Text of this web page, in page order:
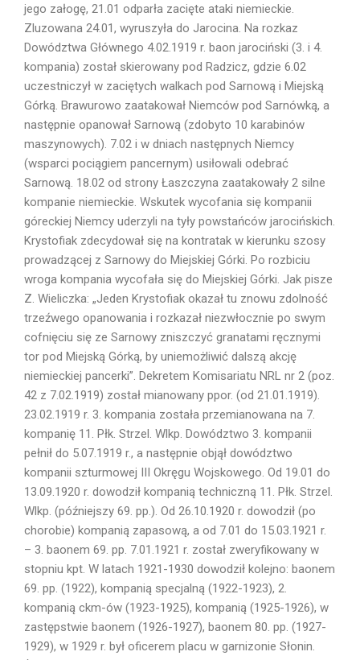
jego załogę, 21.01 odparła zacięte ataki niemieckie.
Zluzowana 24.01, wyruszyła do Jarocina. Na rozkaz
Dowództwa Głównego 4.02.1919 r. baon jarociński (3. i 4.
kompania) został skierowany pod Radzicz, gdzie 6.02
uczestniczył w zaciętych walkach pod Sarnową i Miejską
Górką. Brawurowo zaatakował Niemców pod Sarnówką, a
następnie opanował Sarnową (zdobyto 10 karabinów
maszynowych). 7.02 i w dniach następnych Niemcy
(wsparci pociągiem pancernym) usiłowali odebrać
Sarnową. 18.02 od strony Łaszczyna zaatakowały 2 silne
kompanie niemieckie. Wskutek wycofania się kompanii
góreckiej Niemcy uderzyli na tyły powstańców jarocińskich.
Krystofiak zdecydował się na kontratak w kierunku szosy
prowadzącej z Sarnowy do Miejskiej Górki. Po rozbiciu
wroga kompania wycofała się do Miejskiej Górki. Jak pisze
Z. Wieliczka: „Jeden Krystofiak okazał tu znowu zdolność
trzeźwego opanowania i rozkazał niezwłocznie po swym
cofnięciu się ze Sarnowy zniszczyć granatami ręcznymi
tor pod Miejską Górką, by uniemożliwić dalszą akcję
niemieckiej pancerki”. Dekretem Komisariatu NRL nr 2 (poz.
42 z 7.02.1919) został mianowany ppor. (od 21.01.1919).
23.02.1919 r. 3. kompania została przemianowana na 7.
kompanię 11. Płk. Strzel. Wlkp. Dowództwo 3. kompanii
pełnił do 5.07.1919 r., a następnie objął dowództwo
kompanii szturmowej III Okręgu Wojskowego. Od 19.01 do
13.09.1920 r. dowodził kompanią techniczną 11. Płk. Strzel.
Wlkp. (późniejszy 69. pp.). Od 26.10.1920 r. dowodził (po
chorobie) kompanią zapasową, a od 7.01 do 15.03.1921 r.
– 3. baonem 69. pp. 7.01.1921 r. został zweryfikowany w
stopniu kpt. W latach 1921-1930 dowodził kolejno: baonem
69. pp. (1922), kompanią specjalną (1922-1923), 2.
kompanią ckm-ów (1923-1925), kompanią (1925-1926), w
zastępstwie baonem (1926-1927), baonem 80. pp. (1927-
1929), w 1929 r. był oficerem placu w garnizonie Słonin.